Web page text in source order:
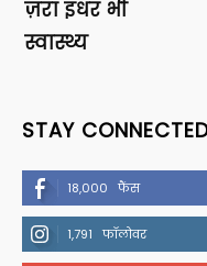
ज़रा इधर भी
स्वास्थ्य
STAY
18,000 फैंस
1,791 फॉलोवर